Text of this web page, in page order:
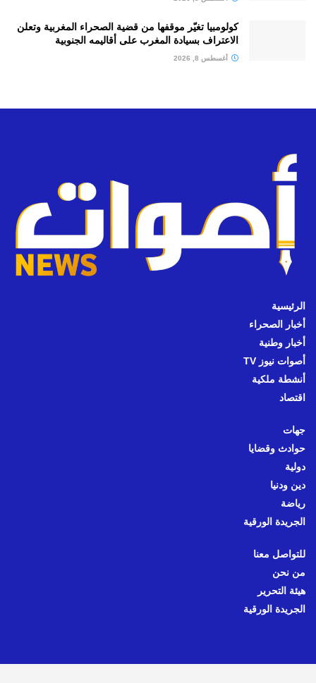
كولومبيا تغيّر موقفها من قضية الصحراء المغربية وتعلن
الاعتراف بسيادة المغرب على أقاليمه الجنوبية
أغسطس 8, 2026
الرئيسية
أخبار الصحراء
أخبار وطنية
أصوات نيوز TV
أنشطة ملكية
اقتصاد
جهات
حوادث وقضايا
دولية
دين ودنيا
رياضة
الجريدة الورقية
للتواصل معنا
من نحن
هيئة التحرير
الجريدة الورقية